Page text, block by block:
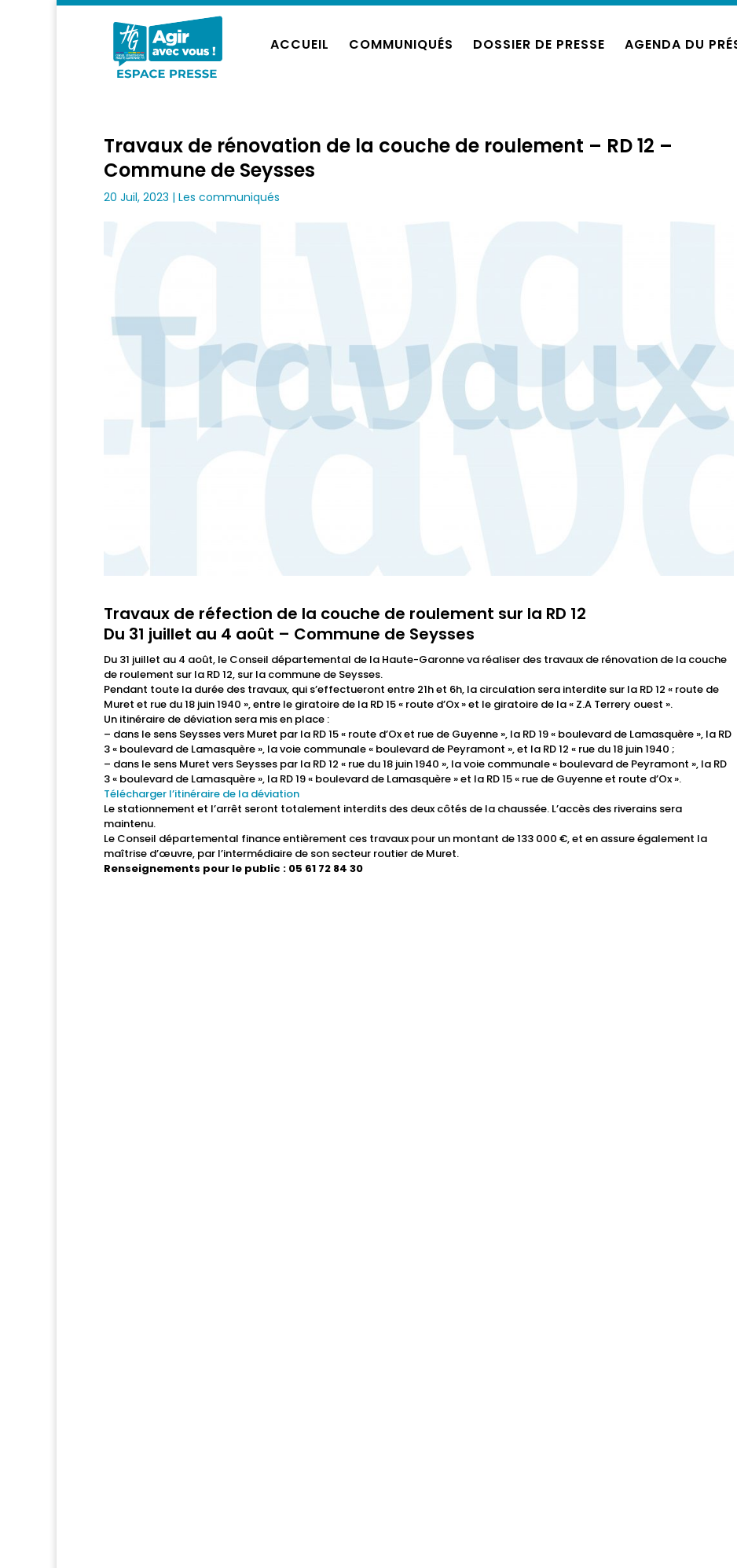
ACCUEIL COMMUNIQUÉS DOSSIER DE PRESSE AGENDA DU
Travaux de rénovation de la couche de roulement – RD 12 –
Commune de Seysses
20 Juil, 2023 | Les communiqués
Travaux de réfection de la couche de roulement sur la RD 12
Du 31 juillet au 4 août – Commune de Seysses
Du 31 juillet au 4 août, le Conseil départemental de la Haute-Garonne va réaliser des travaux de rénovation de la couche
de roulement sur la RD 12, sur la commune de Seysses.
Pendant toute la durée des travaux, qui s’effectueront entre 21h et 6h, la circulation sera interdite sur la RD 12 « route de
Muret et rue du 18 juin 1940 », entre le giratoire de la RD 15 « route d’Ox » et le giratoire de la « Z.A Terrery ouest ».
Un itinéraire de déviation sera mis en place :
– dans le sens Seysses vers Muret par la RD 15 « route d’Ox et rue de Guyenne », la RD 19 « boulevard de Lamasquère », la RD
3 « boulevard de Lamasquère », la voie communale « boulevard de Peyramont », et la RD 12 « rue du 18 juin 1940 ;
– dans le sens Muret vers Seysses par la RD 12 « rue du 18 juin 1940 », la voie communale « boulevard de Peyramont », la RD
3 « boulevard de Lamasquère », la RD 19 « boulevard de Lamasquère » et la RD 15 « rue de Guyenne et route d’Ox ».
Télécharger l’itinéraire de la déviation
Le stationnement et l’arrêt seront totalement interdits des deux côtés de la chaussée. L’accès des riverains sera
maintenu.
Le Conseil départemental finance entièrement ces travaux pour un montant de 133 000 €, et en assure également la
maîtrise d’œuvre, par l’intermédiaire de son secteur routier de Muret.
Renseignements pour le public : 05 61 72 84 30